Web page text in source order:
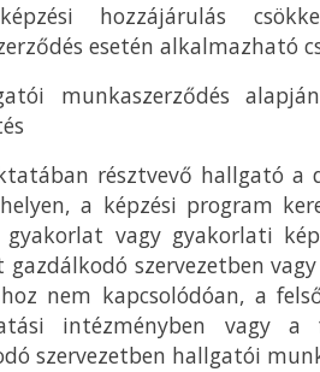
hozzájárulás
esetén alkalmazható
munkaszerződés
résztvevő hallgató a
a képzési program
gyakorlat vagy gyakorlati
szervezetben
nem kapcsolódóan, a
intézményben vagy a
szervezetben hallgatói